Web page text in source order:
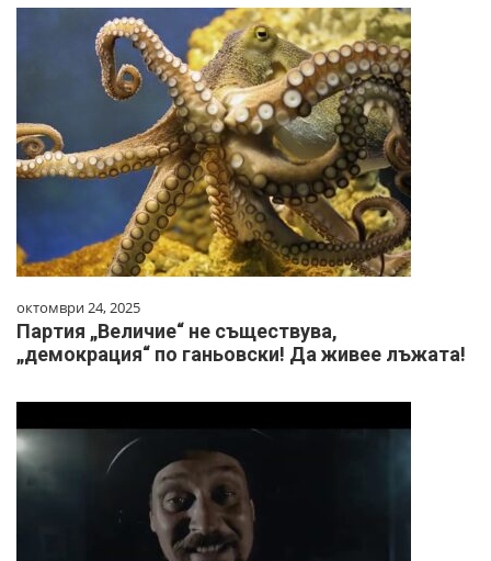
октомври 24, 2025
Партия „Величие“ не съществува,
„демокрация“ по ганьовски! Да живее лъжата!